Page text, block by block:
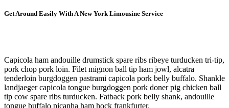
Get Around Easily With A New York Limousine Service
Capicola ham andouille drumstick spare ribs ribeye turducken tri-tip,
pork chop pork loin. Filet mignon ball tip ham jowl, alcatra
tenderloin burgdoggen pastrami capicola pork belly buffalo. Shankle
landjaeger capicola tongue burgdoggen pork doner pig chicken ball
tip cow spare ribs turducken. Fatback pork belly shank, andouille
tongue buffalo picanha ham hock frankfurter.